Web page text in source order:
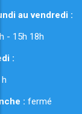
au vendredi :
12h - 15h
:
: fermé